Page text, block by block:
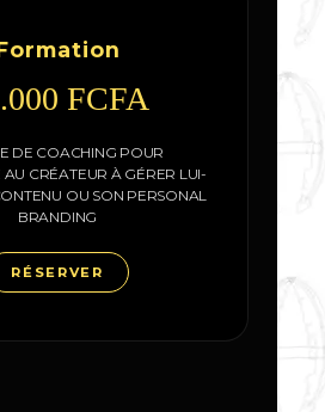
FCFA
DE COACHING POUR
CRÉATEUR À GÉRER LUI-
OU SON PERSONAL
BRANDING
RÉSERVER